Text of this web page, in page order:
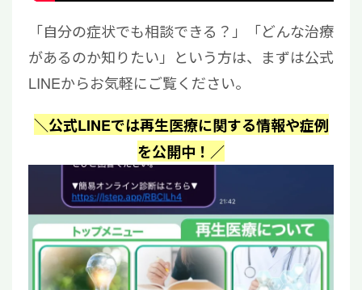
「自分の症状でも相談できる？」「どんな治療
があるのか知りたい」という方は、まずは公式
LINEからお気軽にご覧ください。
＼公式LINEでは再生医療に関する情報や症例
を公開中！／